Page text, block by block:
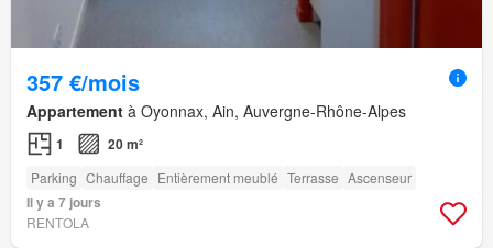
357 €/mois
Appartement à Oyonnax, Ain, Auvergne-Rhône-Alpes
1 20 m²
Parking Chauffage Entièrement meublé Terrasse Ascenseur
Il y a 7 jours
RENTOLA